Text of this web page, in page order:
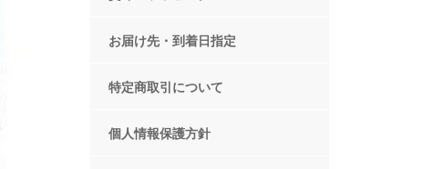
お届け先・到着日指定
特定商取引について
個人情報保護方針